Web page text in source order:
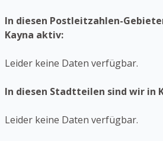
In diesen Postleitzahlen-
Kayna aktiv:
Leider keine Daten verfügbar.
In diesen Stadtteilen sind wir in
Leider keine Daten verfügbar.